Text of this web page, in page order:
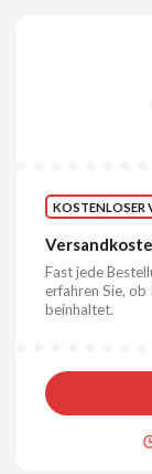
KOSTENLOSER
Fast jede
erfahren Sie, ob
beinhaltet.